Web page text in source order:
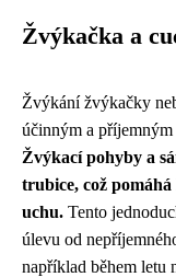
Žvýkačka a
Žvýkání žvýkačky
účinným a
Žvýkací pohyby a
trubice, což
uchu. Tento
úlevu od
například během letu